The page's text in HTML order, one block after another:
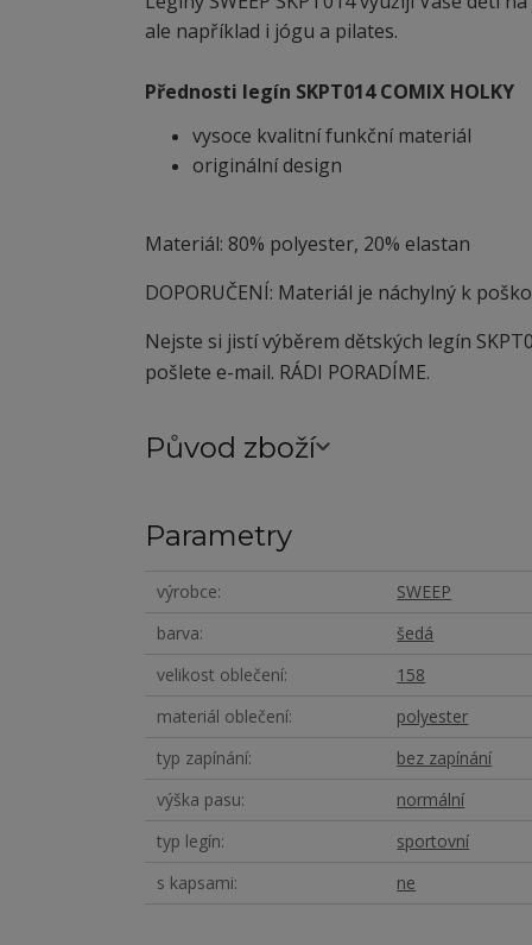
ale například i jógu a pilates.
Přednosti legín SKPT014 COMIX HOLKY
vysoce kvalitní funkční materiál
originální design
Materiál: 80% polyester, 20% elastan
DOPORUČENÍ: Materiál je náchylný k
Nejste si jistí výběrem dětských legín
pošlete e-mail. RÁDI PORADÍME.
Původ zboží
Parametry
výrobce
SWEEP
barva
šedá
velikost oblečení
158
materiál oblečení
polyester
typ zapínání
bez zapínání
výška pasu
normální
typ legín
sportovní
s kapsami
ne